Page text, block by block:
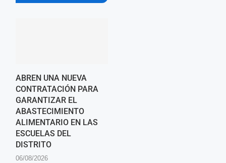
ABREN UNA NUEVA
CONTRATACIÓN PARA
GARANTIZAR EL
ABASTECIMIENTO
ALIMENTARIO EN LAS
ESCUELAS DEL
DISTRITO
06/08/2026